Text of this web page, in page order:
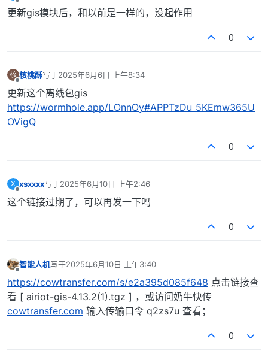
更新gis模块后，和以前是一样的，没起作用
0
核 核桃酥写于2025年6月6日 上午8:34
最后由 编辑
更新这个离线包gis
https://wormhole.app/LOnnOy#APPTzDu_5KEmw365U
OVigQ
0
X xsxxxx写于2025年6月10日 上午2:46
最后由 编辑
这个链接过期了，可以再发一下吗
0
智能人机写于2025年6月10日 上午3:40
最后由 编辑
https://cowtransfer.com/s/e2a395d085f648 点击链接查
看 [ airiot-gis-4.13.2(1).tgz ] ，或访问奶牛快传
cowtransfer.com 输入传输口令 q2zs7u 查看；
0